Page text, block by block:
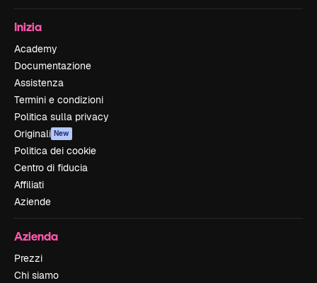
Inizia
Academy
Documentazione
Assistenza
Termini e condizioni
Politica sulla privacy
Originali New
Politica dei cookie
Centro di fiducia
Affiliati
Aziende
Azienda
Prezzi
Chi siamo